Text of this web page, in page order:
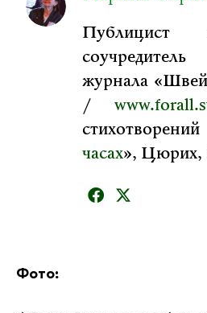
Публицист
журнала
/
часах», Цюрих,
Фото: